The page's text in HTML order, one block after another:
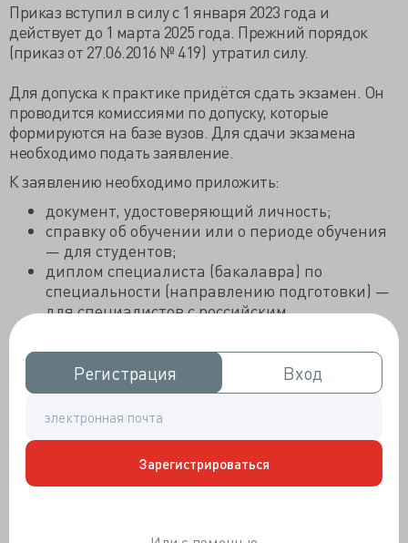
Регистрация
Регистрация Вход
Вход
Зарегистрироваться
Приказ вступил в силу с 1 января 2023 года и
действует до 1 марта 2025 года. Прежний порядок
(приказ от 27.06.2016 № 419) утратил силу.
Для допуска к практике придётся сдать экзамен. Он
проводится комиссиями по допуску, которые
формируются на базе вузов. Для сдачи экзамена
необходимо подать заявление.
К заявлению необходимо приложить:
документ, удостоверяющий личность;
справку об обучении или о периоде обучения
— для студентов;
диплом специалиста (бакалавра) по
специальности (направлению подготовки) —
для специалистов с российским
диплом специалиста / бакалавра по
специальности /направлению подготовки
после признания в РФ — для специалистов с
иностранным образованием.
Экзамен сдаётся лично и включает в себя:
Тестирование из 80 заданий (на тест
отводится 60 минут).